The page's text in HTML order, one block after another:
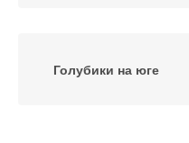
Голубики на юге